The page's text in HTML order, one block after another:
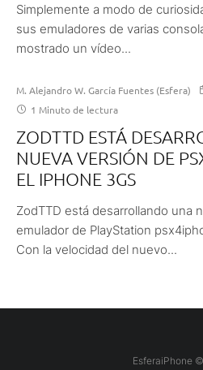
Simplemente a modo de
sus emuladores de varias
mostrado un vídeo...
M. Alejandro W. García Fuentes (Esfera)
1 Minuto de lectura
ZODTTD ESTÁ
NUEVA VERSIÓN DE
EL IPHONE 3GS
ZodTTD está desarrollando una
emulador de PlayStation
Con la velocidad del nuevo...
EsferaiPhone